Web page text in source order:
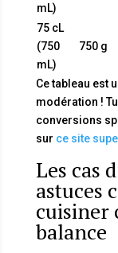
mL)
75 cL
(750
mL)
750 g
Ce tableau est
modération !
conversions
sur ce site
Les cas
astuces
cuisiner
balance